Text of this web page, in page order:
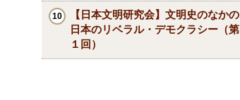
【日本文明研究会】文明史のなかの
日本のリベラル・デモクラシー（第
１回）